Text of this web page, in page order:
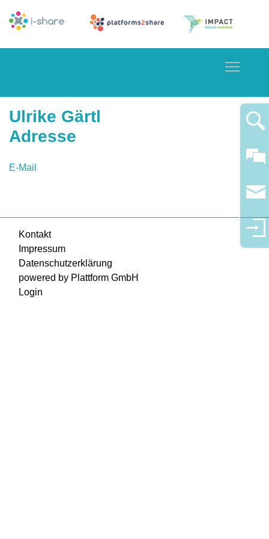
Ulrike Gärtl
Adresse
E-Mail
Kontakt
Impressum
Datenschutzerklärung
powered by Plattform GmbH
Login